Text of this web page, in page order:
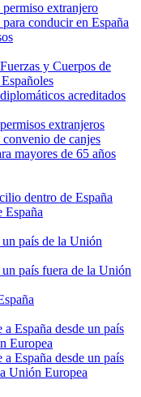
extranjero
conducir en España
y Cuerpos de
acreditados
extranjeros
convenio de canjes
mayores de 65 años
dentro de España
España
un país de la Unión
un país fuera de la Unión
a España desde un país
Europea
a España desde un país
Unión Europea